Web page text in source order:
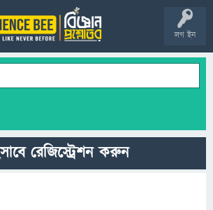
লগ ইন
রেজিস্ট্রেশন করুন